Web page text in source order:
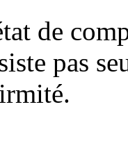
de
pas